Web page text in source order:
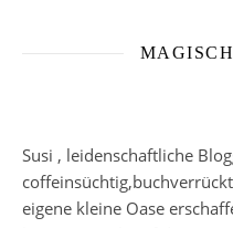
Susi , leidenschaftliche
eigene kleine Oase